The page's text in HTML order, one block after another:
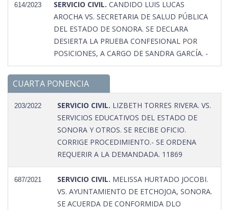
614/2023 SERVICIO CIVIL. CANDIDO LUIS LUCAS
AROCHA VS. SECRETARIA DE SALUD PÚBLICA
DEL ESTADO DE SONORA. SE DECLARA
DESIERTA LA PRUEBA CONFESIONAL POR
POSICIONES, A CARGO DE SANDRA GARCÍA. -
CUARTA PONENCIA
203/2022 SERVICIO CIVIL. LIZBETH TORRES RIVERA. VS.
SERVICIOS EDUCATIVOS DEL ESTADO DE
SONORA Y OTROS. SE RECIBE OFICIO.
CORRIGE PROCEDIMIENTO.- SE ORDENA
REQUERIR A LA DEMANDADA. 11869
687/2021 SERVICIO CIVIL. MELISSA HURTADO JOCOBI.
VS. AYUNTAMIENTO DE ETCHOJOA, SONORA.
SE ACUERDA DE CONFORMIDA DLO